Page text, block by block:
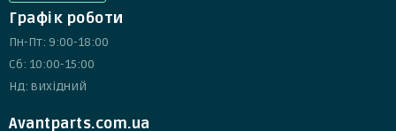
Графік роботи
Пн-Пт: 9:00-18:00
Сб: 10:00-15:00
Нд: вихідний
Avantparts.com.ua